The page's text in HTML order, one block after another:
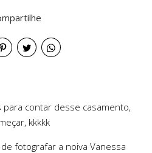
contar desse casamento,
kkkkk
fotografar a noiva Vanessa